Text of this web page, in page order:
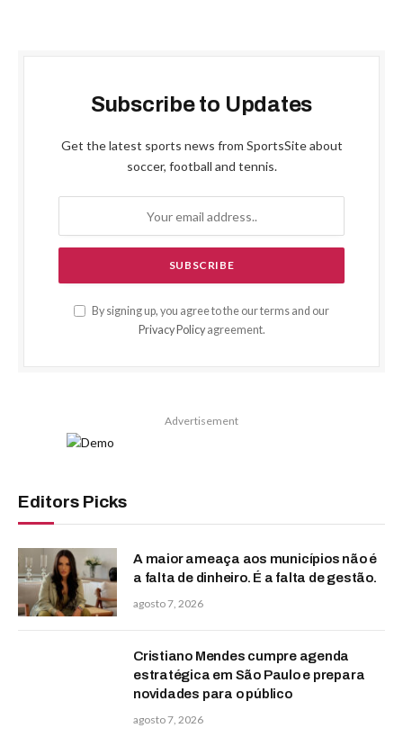
Subscribe to Updates
Get the latest sports news from SportsSite about
soccer, football and tennis.
By signing up, you agree to the our terms and our
Privacy Policyagreement.
Advertisement
Editors Picks
A maior ameaça aos municípios não é
a falta de dinheiro. É a falta de gestão.
agosto 7, 2026
Cristiano Mendes cumpre agenda
estratégica em São Paulo e prepara
novidades para o público
agosto 7, 2026